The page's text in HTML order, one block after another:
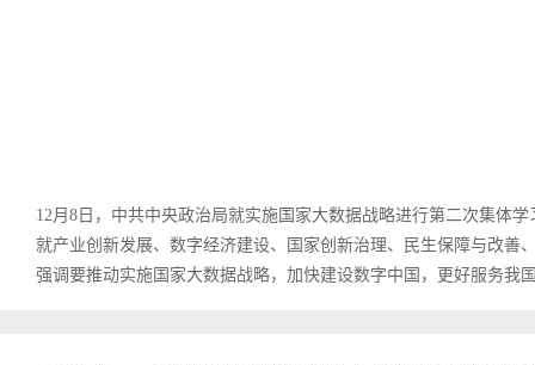
12月8日，中共中央政治局就实施国家大数据战略进行第二次集体
就产业创新发展、数字经济建设、国家创新治理、民生保障与改善
强调要推动实施国家大数据战略，加快建设数字中国，更好服务我